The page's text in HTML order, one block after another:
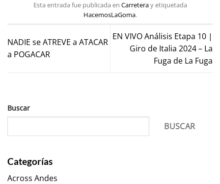
Esta entrada fue publicada en Carreteray etiquetada
HacemosLaGoma.
NADIE se ATREVE a ATACAR
a POGACAR
EN VIVO Análisis Etapa 10 |
Giro de Italia 2024 – La
Fuga de La Fuga
Buscar
BUSCAR
Categorías
Across Andes